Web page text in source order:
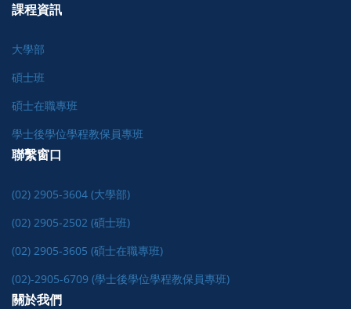
課程資訊
大學部
碩士班
碩士在職專班
學士後學位學程教保員專班
聯繫窗口
(02) 2905-3604 (大學部)
(02) 2905-2502 (碩士班)
(02) 2905-3605 (碩士在職專班)
(02)-2905-6709 (學士後學位學程教保員專班)
關於我們